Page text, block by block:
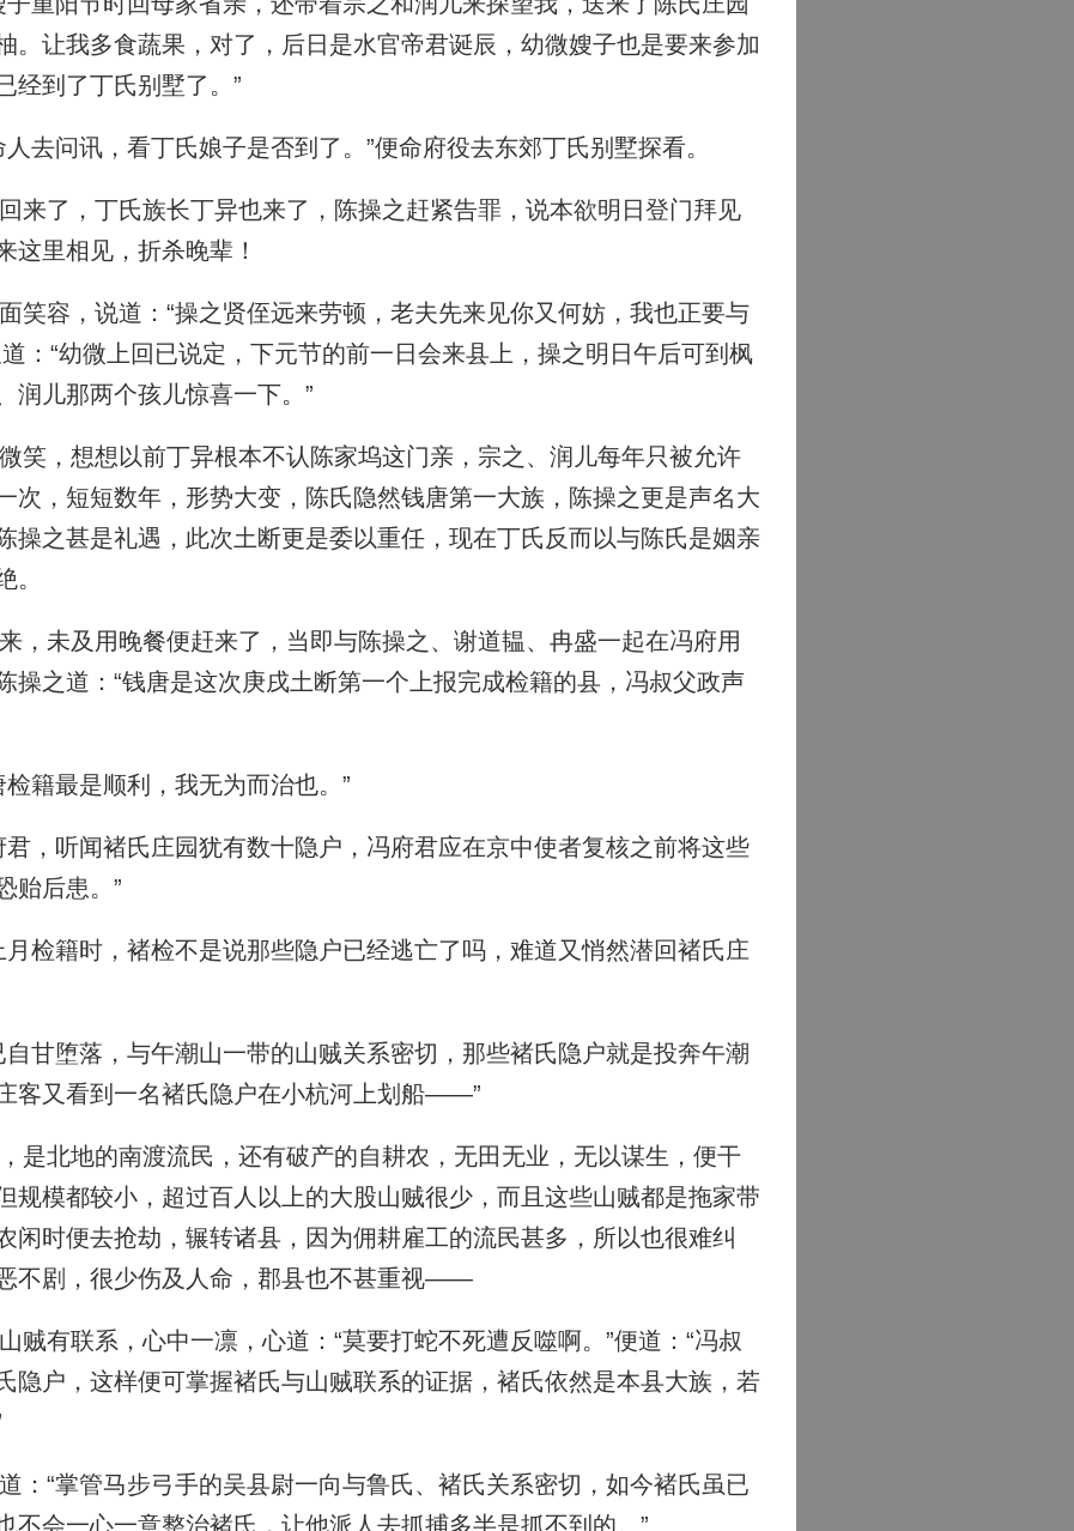
。让我多食蔬果，对了，后日是水官帝君诞辰，幼微嫂子也是要来参加
经到了丁氏别墅了。”
去问讯，看丁氏娘子是否到了。”便命府役去东郊丁氏别墅探看。
来了，丁氏族长丁异也来了，陈操之赶紧告罪，说本欲明日登门拜见
这里相见，折杀晚辈！
笑容，说道：“操之贤侄远来劳顿，老夫先来见你又何妨，我也正要与
：“幼微上回已说定，下元节的前一日会来县上，操之明日午后可到枫
润儿那两个孩儿惊喜一下。”
笑，想想以前丁异根本不认陈家坞这门亲，宗之、润儿每年只被允许
次，短短数年，形势大变，陈氏隐然钱唐第一大族，陈操之更是声名大
操之甚是礼遇，此次土断更是委以重任，现在丁氏反而以与陈氏是姻亲
。
，未及用晚餐便赶来了，当即与陈操之、谢道韫、冉盛一起在冯府用
操之道：“钱唐是这次庚戌土断第一个上报完成检籍的县，冯叔父政声
籍最是顺利，我无为而治也。”
，听闻褚氏庄园犹有数十隐户，冯府君应在京中使者复核之前将这些
贻后患。”
检籍时，褚检不是说那些隐户已经逃亡了吗，难道又悄然潜回褚氏庄
甘堕落，与午潮山一带的山贼关系密切，那些褚氏隐户就是投奔午潮
客又看到一名褚氏隐户在小杭河上划船——”
是北地的南渡流民，还有破产的自耕农，无田无业，无以谋生，便干
规模都较小，超过百人以上的大股山贼很少，而且这些山贼都是拖家带
闲时便去抢劫，辗转诸县，因为佣耕雇工的流民甚多，所以也很难纠
不剧，很少伤及人命，郡县也不甚重视——
有联系，心中一凛，心道：“莫要打蛇不死遭反噬啊。”便道：“冯叔
隐户，这样便可掌握褚氏与山贼联系的证据，褚氏依然是本县大族，若
“掌管马步弓手的吴县尉一向与鲁氏、褚氏关系密切，如今褚氏虽已
不会一心一意整治褚氏，让他派人去抓捕多半是抓不到的。”